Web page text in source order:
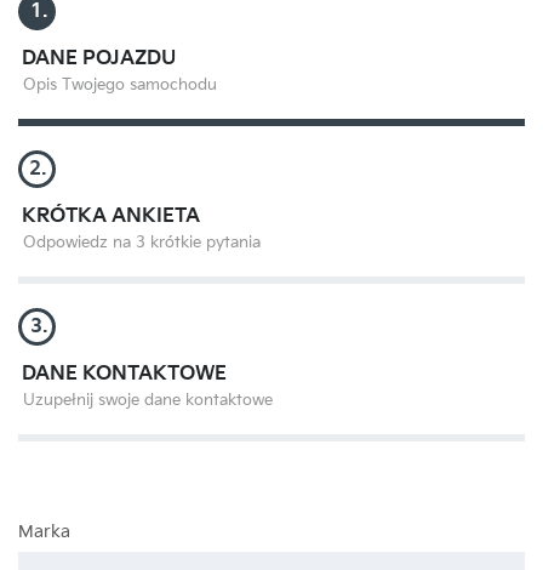
1.
DANE POJAZDU
Opis Twojego samochodu
2.
KRÓTKA ANKIETA
Odpowiedz na 3 krótkie pytania
3.
DANE KONTAKTOWE
Uzupełnij swoje dane kontaktowe
Marka